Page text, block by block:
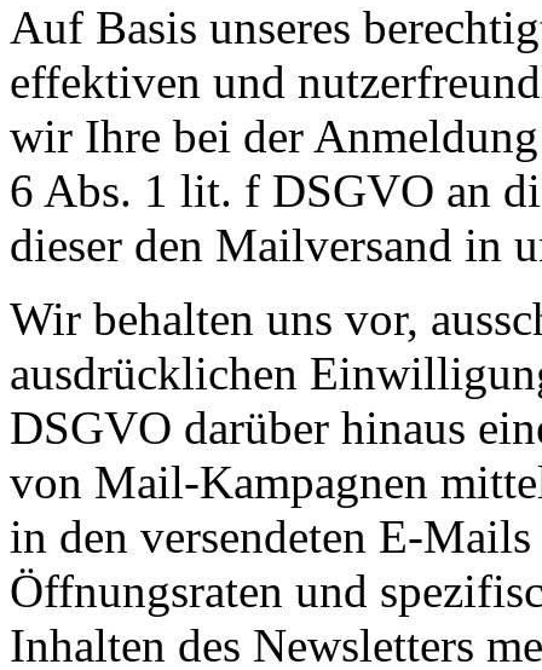
Auf Basis unseres
effektiven und
wir Ihre bei der
6 Abs. 1 lit. f DSGVO an
dieser den Mailversand in
Wir behalten uns vor,
ausdrücklichen
DSGVO darüber hinaus
von Mail-Kampagnen
in den versendeten E-
Öffnungsraten und
Inhalten des Newsletters